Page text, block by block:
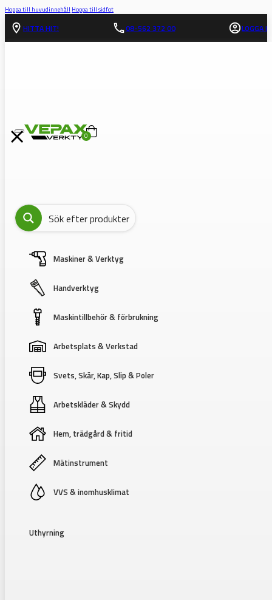
Hoppa till huvudinnehåll Hoppa till sidfot
HITTA HIT! 08-562 372 00 LOGGA IN
0
Maskiner & Verktyg
Handverktyg
Maskintillbehör & förbrukning
Arbetsplats & Verkstad
Svets, Skär, Kap, Slip & Poler
Arbetskläder & Skydd
Hem, trädgård & fritid
Mätinstrument
VVS & inomhusklimat
Uthyrning